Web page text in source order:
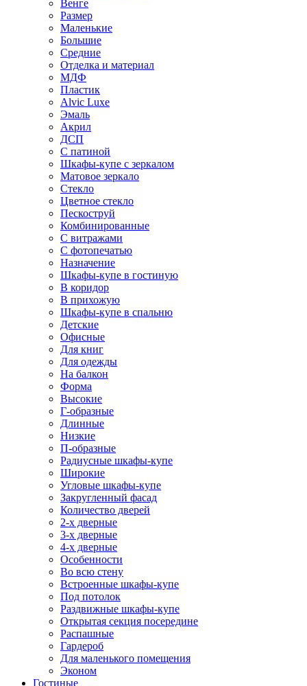
Венге
Размер
Маленькие
Большие
Средние
Отделка и материал
МДФ
Пластик
Alvic Luxe
Эмаль
Акрил
ДСП
С патиной
Шкафы-купе с зеркалом
Матовое зеркало
Стекло
Цветное стекло
Пескоструй
Комбинированные
С витражами
С фотопечатью
Назначение
Шкафы-купе в гостиную
В коридор
В прихожую
Шкафы-купе в спальню
Детские
Офисные
Для книг
Для одежды
На балкон
Форма
Высокие
Г-образные
Длинные
Низкие
П-образные
Радиусные шкафы-купе
Широкие
Угловые шкафы-купе
Закругленный фасад
Количество дверей
2-х дверные
3-х дверные
4-х дверные
Особенности
Во всю стену
Встроенные шкафы-купе
Под потолок
Раздвижные шкафы-купе
Открытая секция посередине
Распашные
Гардероб
Для маленького помещения
Эконом
Гостиные